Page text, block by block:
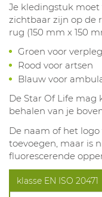
Je kledingstuk moet
zichtbaar zijn op de
rug (150 mm x 150
Groen voor
Rood voor artsen
Blauw voor
De Star Of Life mag
behalen van je
De naam of het
toevoegen, maar is
fluorescerende
klasse EN ISO 20471